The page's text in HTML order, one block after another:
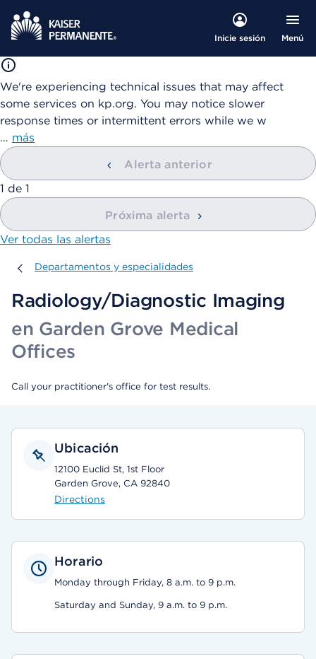
Inicie sesión Menú
We're experiencing technical issues that may affect
some services on kp.org. You may notice slower
response times or intermittent errors while we w
… más
Alerta anterior
mostrando
1 de 1
Próxima alerta
Ver todas las alertas
Departamentos y especialidades
Departamentos y especialidades
Radiology/Diagnostic Imaging
en Garden Grove Medical
Offices
Call your practitioner's office for test results.
Ubicación
12100 Euclid St, 1st Floor
Garden Grove, CA 92840
Directions
Horario
Monday through Friday, 8 a.m. to 9 p.m.
Saturday and Sunday, 9 a.m. to 9 p.m.